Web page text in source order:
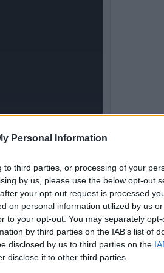
Personal Information
third parties, or processing of your
by us, please use the below opt-out
your opt-out request is processed
on personal information utilized by us
to your opt-out. You may separately
by third parties on the IAB’s list of
disclosed by us to third parties on the
disclose it to other third parties.
bennünk némi
szeretnénk úgy lezárni a
hogy a korábbi
saját idényét is röviden